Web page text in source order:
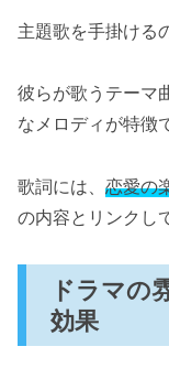
主題歌を手掛ける
彼らが歌うテーマ
なメロディが特徴
歌詞には、 恋愛の
の内容とリンクし
ドラマの
効果